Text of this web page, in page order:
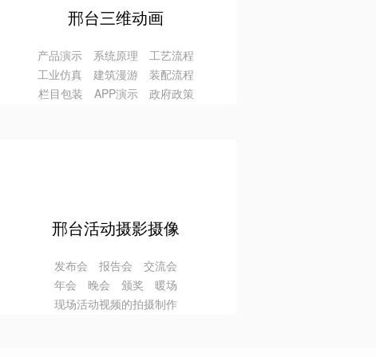
邢台三维动画
产品演示 系统原理 工艺流程
工业仿真 建筑漫游 装配流程
栏目包装 APP演示 政府政策
邢台活动摄影摄像
发布会 报告会 交流会
年会 晚会 颁奖 暖场
现场活动视频的拍摄制作